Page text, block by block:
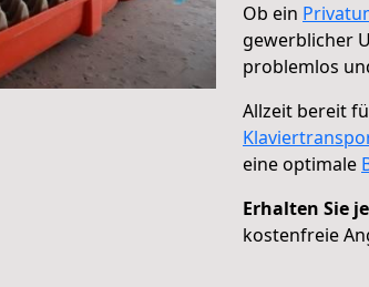
Ob ein
gewerblicher
problemlos
Allzeit bereit
eine optimale
Erhalten Sie
kostenfreie